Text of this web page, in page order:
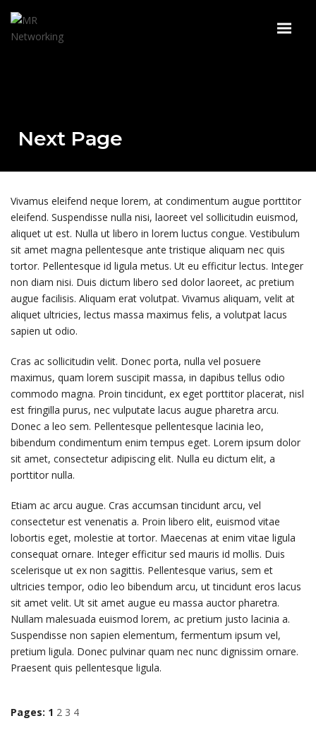
Next Page
Vivamus eleifend neque lorem, at condimentum augue porttitor
eleifend. Suspendisse nulla nisi, laoreet vel sollicitudin euismod,
aliquet ut est. Nulla ut libero in lorem luctus congue. Vestibulum
sit amet magna pellentesque ante tristique aliquam nec quis
tortor. Pellentesque id ligula metus. Ut eu efficitur lectus. Integer
non diam nisi. Duis dictum libero sed dolor laoreet, ac pretium
augue facilisis. Aliquam erat volutpat. Vivamus aliquam, velit at
aliquet ultricies, lectus massa maximus felis, a volutpat lacus
sapien ut odio.
Cras ac sollicitudin velit. Donec porta, nulla vel posuere
maximus, quam lorem suscipit massa, in dapibus tellus odio
commodo magna. Proin tincidunt, ex eget porttitor placerat, nisl
est fringilla purus, nec vulputate lacus augue pharetra arcu.
Donec a leo sem. Pellentesque pellentesque lacinia leo,
bibendum condimentum enim tempus eget. Lorem ipsum dolor
sit amet, consectetur adipiscing elit. Nulla eu dictum elit, a
porttitor nulla.
Etiam ac arcu augue. Cras accumsan tincidunt arcu, vel
consectetur est venenatis a. Proin libero elit, euismod vitae
lobortis eget, molestie at tortor. Maecenas at enim vitae ligula
consequat ornare. Integer efficitur sed mauris id mollis. Duis
scelerisque ut ex non sagittis. Pellentesque varius, sem et
ultricies tempor, odio leo bibendum arcu, ut tincidunt eros lacus
sit amet velit. Ut sit amet augue eu massa auctor pharetra.
Nullam malesuada euismod lorem, ac pretium justo lacinia a.
Suspendisse non sapien elementum, fermentum ipsum vel,
pretium ligula. Donec pulvinar quam nec nunc dignissim ornare.
Praesent quis pellentesque ligula.
Pages: 1 2 3 4